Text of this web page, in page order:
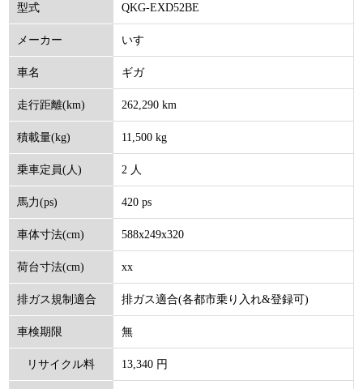
型式 QKG-EXD52BE
メーカー いすゞ
車名 ギガ
走行距離(km) 262,290 km
積載量(kg) 11,500 kg
乗車定員(人) 2 人
馬力(ps) 420 ps
車体寸法(cm) 588x249x320
荷台寸法(cm) xx
排ガス規制適合 排ガス適合(各都市乗り入れ&登録可)
車検期限 無
リサイクル料 13,340 円